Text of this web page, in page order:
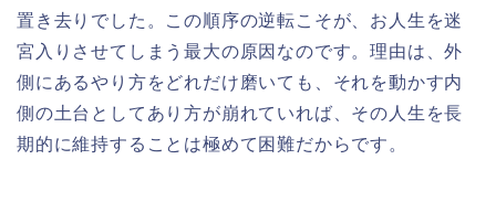
置き去りでした。この順序の逆転こそが、お人生を迷
宮入りさせてしまう最大の原因なのです。理由は、外
側にあるやり方をどれだけ磨いても、それを動かす内
側の土台としてあり方が崩れていれば、その人生を長
期的に維持することは極めて困難だからです。